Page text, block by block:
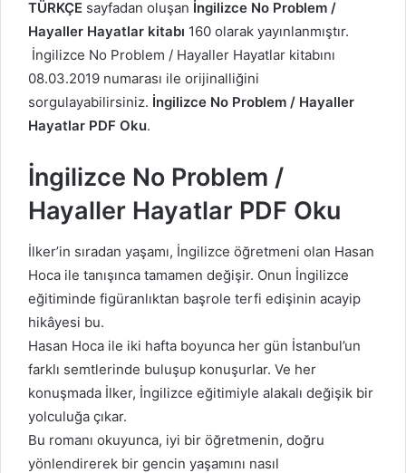
TÜRKÇE sayfadan oluşan İngilizce No Problem /
Hayaller Hayatlar kitabı 160 olarak yayınlanmıştır.
İngilizce No Problem / Hayaller Hayatlar kitabını
08.03.2019 numarası ile orijinalliğini
sorgulayabilirsiniz. İngilizce No Problem / Hayaller
Hayatlar PDF Oku.
İngilizce No Problem /
Hayaller Hayatlar PDF Oku
İlker’in sıradan yaşamı, İngilizce öğretmeni olan Hasan
Hoca ile tanışınca tamamen değişir. Onun İngilizce
eğitiminde figüranlıktan başrole terfi edişinin acayip
hikâyesi bu.
Hasan Hoca ile iki hafta boyunca her gün İstanbul’un
farklı semtlerinde buluşup konuşurlar. Ve her
konuşmada İlker, İngilizce eğitimiyle alakalı değişik bir
yolculuğa çıkar.
Bu romanı okuyunca, iyi bir öğretmenin, doğru
yönlendirerek bir gencin yaşamını nasıl